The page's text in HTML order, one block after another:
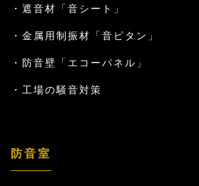
遮音材「音シート」
金属用制振材「音ピタン」
防音壁「エコーパネル」
工場の騒音対策
防音室